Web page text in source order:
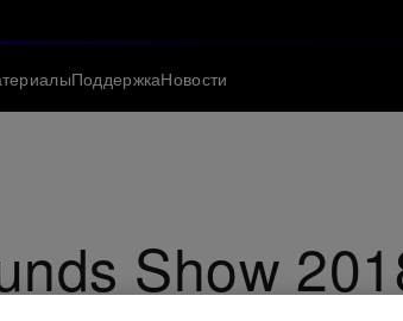
ПоддержкаНовости
Show